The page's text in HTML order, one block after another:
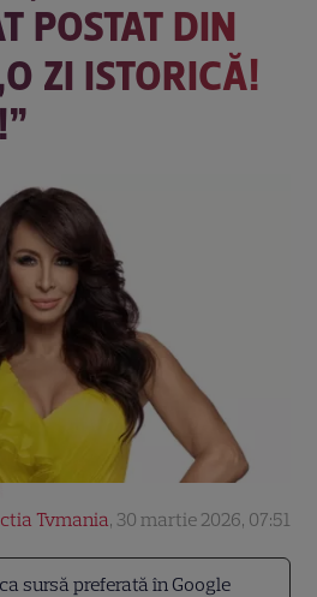
POSTAT DIN
ZI ISTORICĂ!
sursă preferată în Google
Tvmania, 30 martie 2026, 07:51